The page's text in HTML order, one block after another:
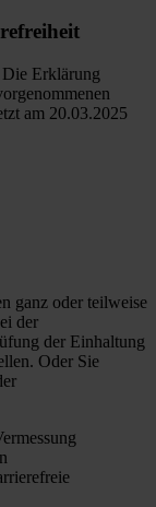
Erklärung
am 20.03.2025
ganz oder teilweise
der
der Einhaltung
Oder Sie